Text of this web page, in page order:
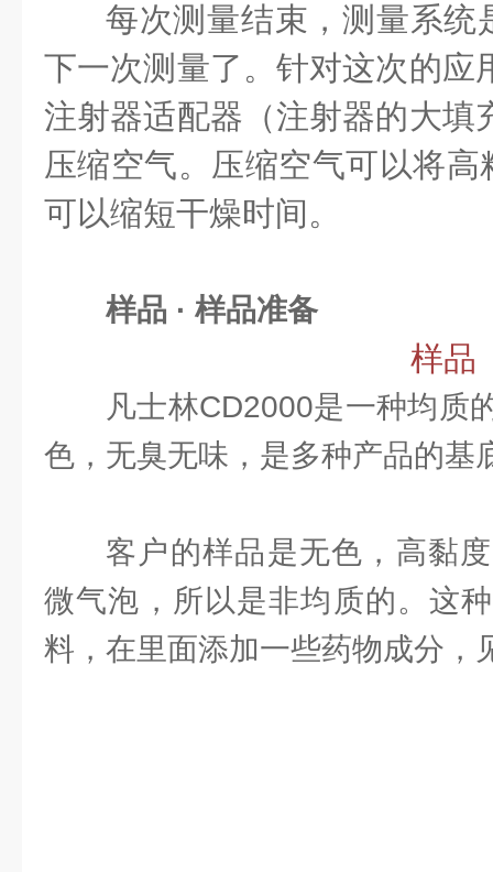
每次测量结束，测量系统
下一次测量了。针对这次的应
注射器适配器（注射器的大填
压缩空气。压缩空气可以将
可以缩短干燥时间。
样品 · 样品准备
样品
凡士林CD2000是一种均质
色，无臭无味，是多种产品的基
客户的样品是无色，高黏
微气泡，所以是非均质的。这
料，在里面添加一些药物成分，